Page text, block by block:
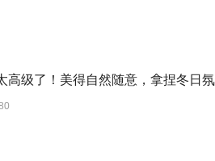
高级了！美得自然随意，拿捏冬日